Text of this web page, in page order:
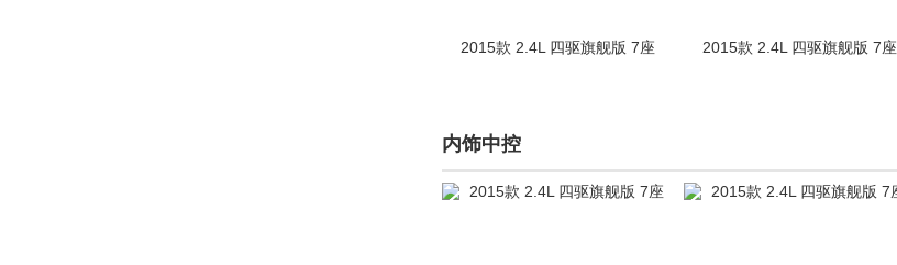
2015款 2.4L 四驱旗舰版 7座 2015款 2.4L 四驱旗舰版 7座
内饰中控